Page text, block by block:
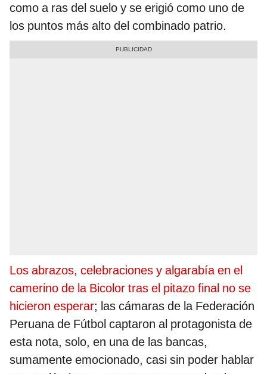
como a ras del suelo y se erigió como uno de
los puntos más alto del combinado patrio.
Los abrazos, celebraciones y algarabía en el
camerino de la Bicolor tras el pitazo final no se
hicieron esperar; las cámaras de la Federación
Peruana de Fútbol captaron al protagonista de
esta nota, solo, en una de las bancas,
sumamente emocionado, casi sin poder hablar